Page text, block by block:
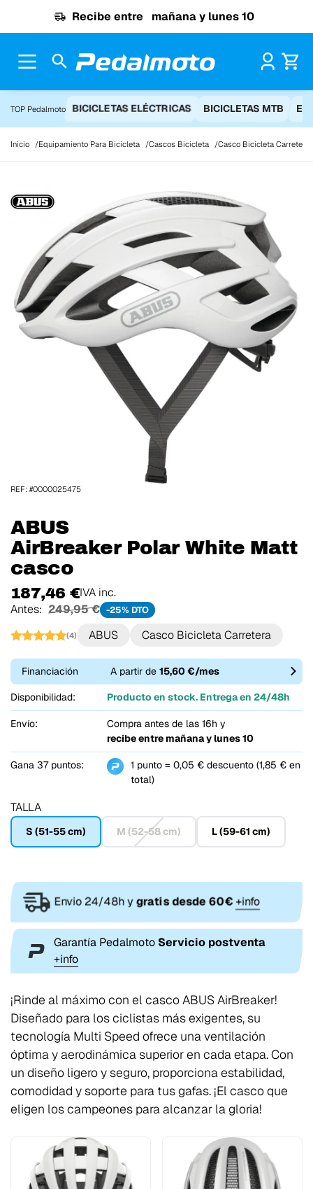
Recibe entre mañana y lunes 10
TOP Pedalmoto BICICLETAS ELÉCTRICAS BICICLETAS MTB
Inicio Equipamiento Para Bicicleta Cascos Bicicleta Casco Bicicleta Carretera
ABUS
AirBreaker Polar White Matt
casco
187,46 €IVA inc.
Antes: 249,95 € -25% DTO
(4) ABUS Casco Bicicleta Carretera
Financiación A partir de15,60 €/mes
Disponibilidad: Producto en stock. Entrega en 24/48h
Envío:
Compra antes de las 16h y
recibe entre mañana y lunes 10
Gana 37 puntos:
1 punto = 0,05 € descuento (1,85 € en
total)
TALLA
S (51-55 cm) M (52-58 cm) L (59-61 cm)
REF: #0000025475
Envio 24/48h ygratis desde 60€+info
Garantía Pedalmoto Servicio postventa
+info
¡Rinde al máximo con el casco ABUS AirBreaker!
Diseñado para los ciclistas más exigentes, su
tecnología Multi Speed ofrece una ventilación
óptima y aerodinámica superior en cada etapa. Con
un diseño ligero y seguro, proporciona estabilidad,
comodidad y soporte para tus gafas. ¡El casco que
eligen los campeones para alcanzar la gloria!